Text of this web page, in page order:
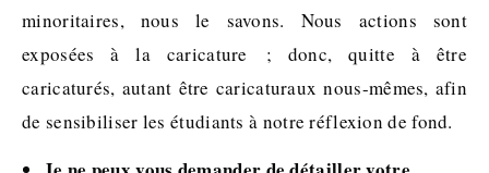
minoritaires, nous le savons. Nous actions sont
exposées à la caricature ; donc, quitte à être
caricaturés, autant être caricaturaux nous-mêmes, afin
de sensibiliser les étudiants à notre réflexion de fond.